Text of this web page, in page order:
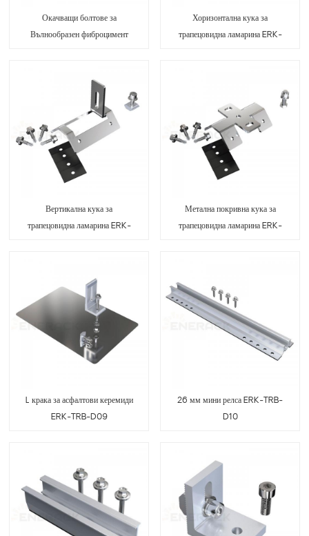
Окачващи болтове за
Вълнообразен фиброцимент
Хоризонтална кука за
трапецовидна ламарина ERK-
Вертикална кука за
трапецовидна ламарина ERK-
Метална покривна кука за
трапецовидна ламарина ERK-
L крака за асфалтови керемиди
ERK-TRB-D09
26 мм мини релса ERK-TRB-
D10